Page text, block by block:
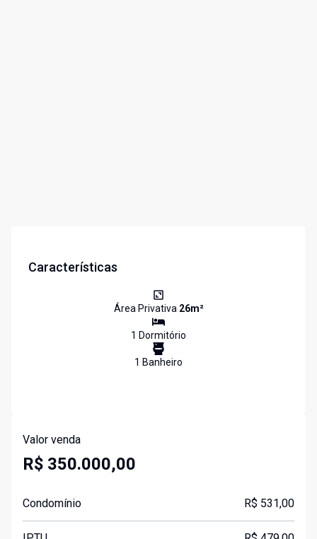
Características
Área Privativa 26m²
1 Dormitório
1 Banheiro
Valor venda
R$ 350.000,00
Condomínio R$ 531,00